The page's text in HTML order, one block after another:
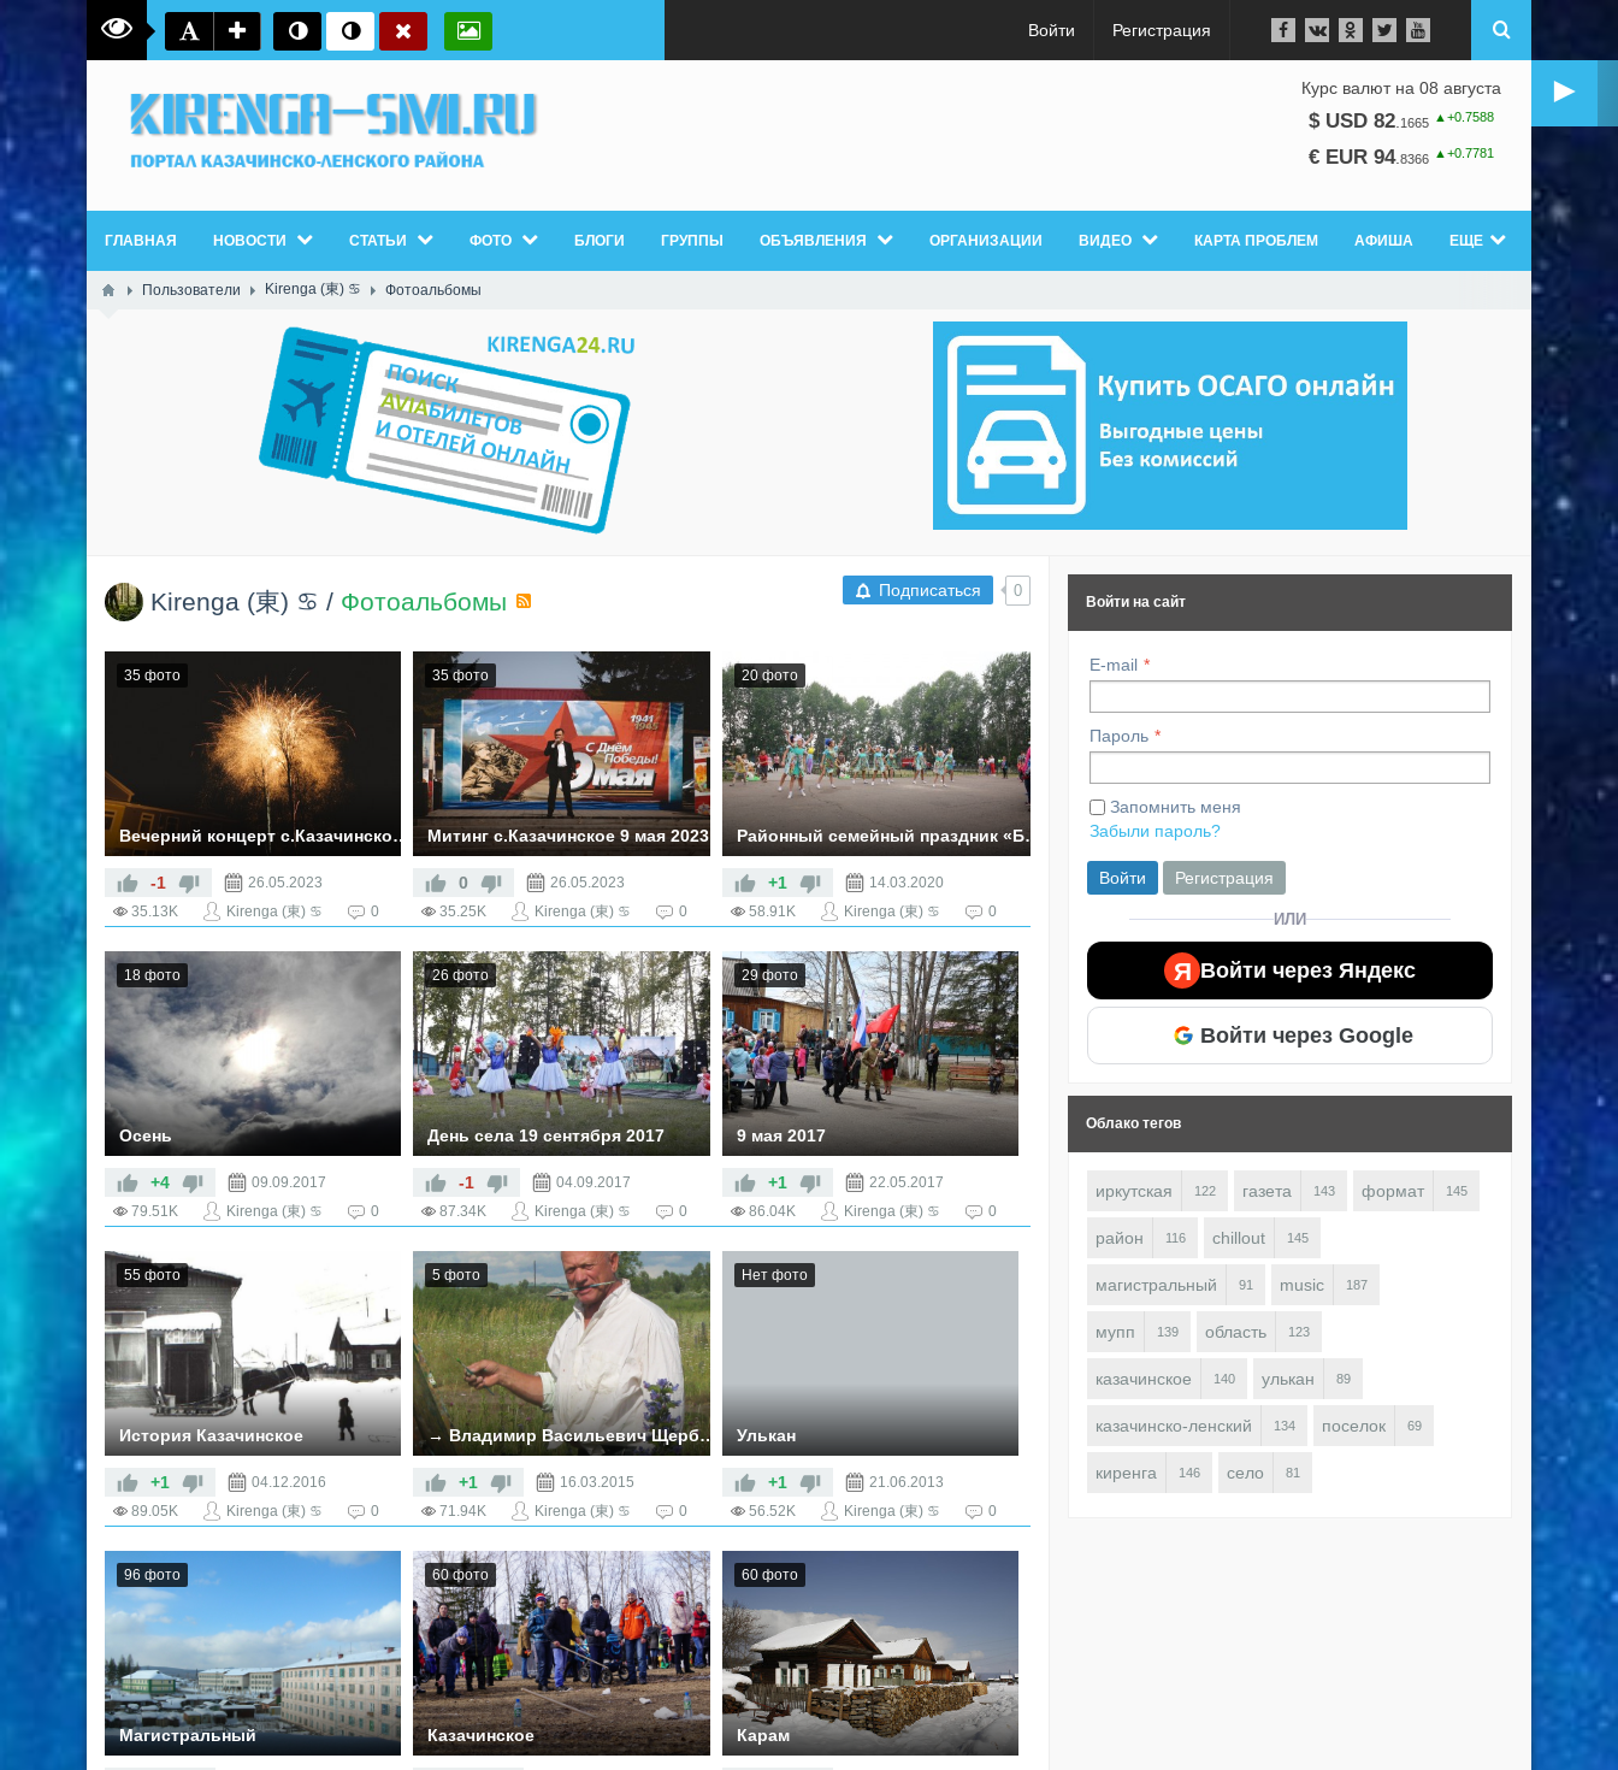
Войти Регистрация
►
Курс валют на 08 августа
$ USD 82 1665 ▲+0.7588
€ EUR 94. 8366 ▲+0.7781
ГЛАВНАЯ НОВОСТИ СТАТЬИ ФОТО БЛОГИ ГРУППЫ ОБЪЯВЛЕНИЯ ОРГАНИЗАЦИИ ВИДЕО КАРТА ПРОБЛЕМ АФИША ЕЩЕ
Пользователи Kirenga (東) ♋ Фотоальбомы
Подписаться 0
Kirenga (東) ♋ / Фотоальбомы
35 фото
Вечерний концерт с.Казачинское 9 мая 2023
-1
26.05.2023
35.13K
Kirenga (東) ♋ 0
35 фото
Митинг с.Казачинское 9 мая 2023
0
26.05.2023
35.25K
Kirenga (東) ♋ 0
20 фото
Районный семейный праздник «Безопасное детство» в селе Казачинское
Всероссийской акции «Безопасность
детства», в районном центре, селе
Казачинское, состоялся районный
детство».
+1
14.03.2020
58.91K
Kirenga (東) ♋ 0
18 фото
Осень
+4
09.09.2017
79.51K
Kirenga (東) ♋ 0
26 фото
День села 19 сентября 2017
светлое торжество для большой
семьи односельчан,
обозначена как « С любовью к
людям и земле!» и все самые
добрые слова в этот день были
посвящены любимому селу.
https://kirenga-
smi.ru/news/obschestvo/19-sentjabrja-
raionnyi-centr-s-kazachinskoe-po-
dobroi-tradicii-sobral-zhitelei-i-gostei-
n.html
-1
04.09.2017
87.34K
Kirenga (東) ♋ 0
29 фото
9 мая 2017
+1
22.05.2017
86.04K
Kirenga (東) ♋ 0
55 фото
История Казачинское
+1
04.12.2016
89.05K
Kirenga (東) ♋ 0
5 фото
→ Владимир Васильевич Щербинин
+1
16.03.2015
71.94K
Kirenga (東) ♋ 0
Нет фото
Улькан
+1
21.06.2013
56.52K
Kirenga (東) ♋ 0
96 фото
Магистральный
60 фото
Казачинское
60 фото
Карам
Войти на сайт
E-mail
Пароль
Запомнить меня
Забыли пароль?
Войти Регистрация
ИЛИ
Я Войти через Яндекс
Войти через Google
Облако тегов
иркутская 122 газета 143 формат 145
район 116 chillout 145
магистральный 91 music 187
мупп 139 область 123
казачинское 140 улькан 89
казачинско-ленский 134 поселок 69
киренга 146 село 81